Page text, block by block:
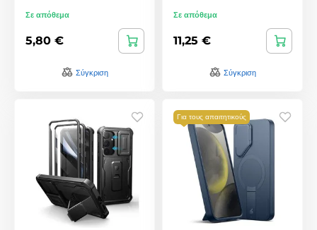
Σε απόθεμα
5,80 €
Σύγκριση
Σε απόθεμα
11,25 €
Σύγκριση
Για τους απαιτητικούς